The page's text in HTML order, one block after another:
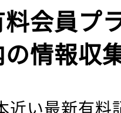
会員プ
情報収
近い最新有料